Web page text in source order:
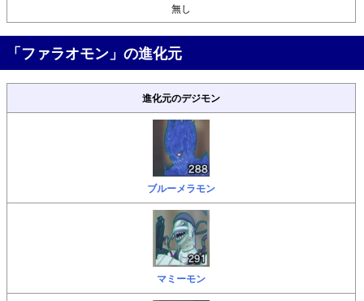
無し
「ファラオモン」の進化元
進化元のデジモン
ブルーメラモン
マミーモン